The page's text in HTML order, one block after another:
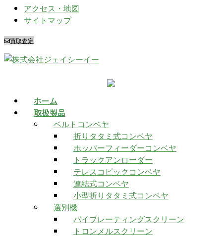
アクセス・地図
サイトマップ
買取査定
ホーム
取扱製品
ベルトコンベヤ
折りタタミ式コンベヤ
ホッパーフィーダーコンベヤ
トラックアンローダー
テレスコピックコンベヤ
連結式コンベヤ
小型折りタタミ式コンベヤ
選別機
バイブレーティングスクリーン
トロンメルスクリーン